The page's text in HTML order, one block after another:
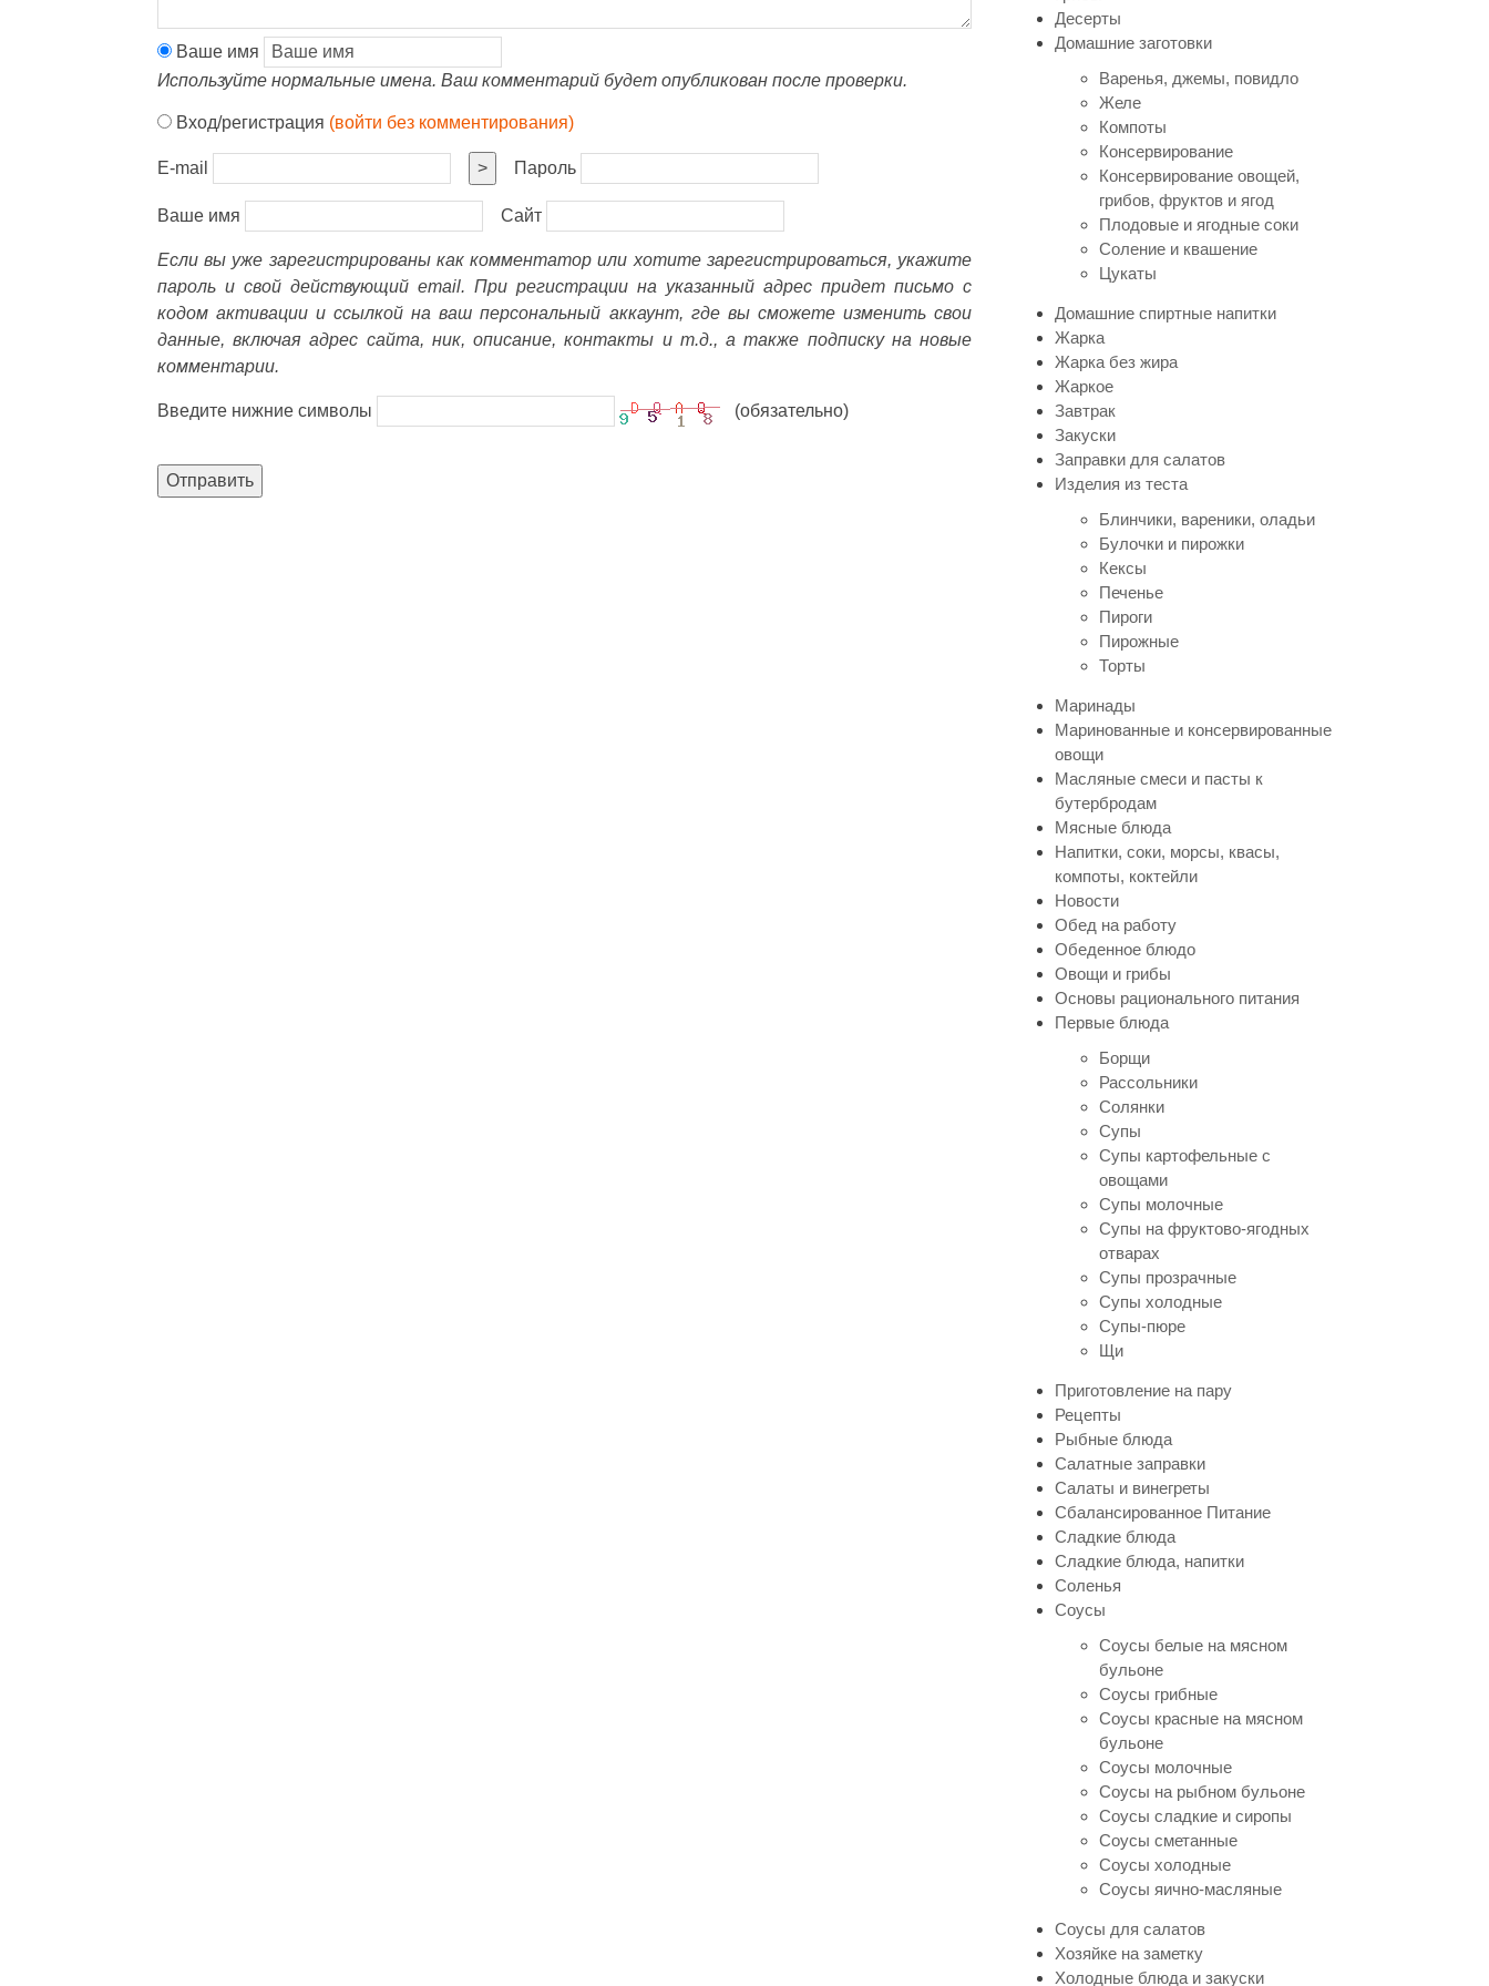
Ваше имя
Используйте нормальные имена. Ваш комментарий будет опубликован после проверки.
Вход/регистрация (войти без комментирования)
E-mail > Пароль
Ваше имя Сайт
Если вы уже зарегистрированы как комментатор или хотите зарегистрироваться, укажите
пароль и свой действующий email. При регистрации на указанный адрес придет письмо с
кодом активации и ссылкой на ваш персональный аккаунт, где вы сможете изменить свои
данные, включая адрес сайта, ник, описание, контакты и т.д., а также подписку на новые
комментарии.
Введите нижние символы (обязательно)
Отправить
Десерты
Домашние заготовки
Варенья, джемы, повидло
Желе
Компоты
Консервирование
Консервирование овощей,
грибов, фруктов и ягод
Плодовые и ягодные соки
Соление и квашение
Цукаты
Домашние спиртные напитки
Жарка
Жарка без жира
Жаркое
Завтрак
Закуски
Заправки для салатов
Изделия из теста
Блинчики, вареники, оладьи
Булочки и пирожки
Кексы
Печенье
Пироги
Пирожные
Торты
Маринады
Маринованные и консервированные
овощи
Масляные смеси и пасты к
бутербродам
Мясные блюда
Напитки, соки, морсы, квасы,
компоты, коктейли
Новости
Обед на работу
Обеденное блюдо
Овощи и грибы
Основы рационального питания
Первые блюда
Борщи
Рассольники
Солянки
Супы
Супы картофельные с
овощами
Супы молочные
Супы на фруктово-ягодных
отварах
Супы прозрачные
Супы холодные
Супы-пюре
Щи
Приготовление на пару
Рецепты
Рыбные блюда
Салатные заправки
Салаты и винегреты
Сбалансированное Питание
Сладкие блюда
Сладкие блюда, напитки
Соленья
Соусы
Соусы белые на мясном
бульоне
Соусы грибные
Соусы красные на мясном
бульоне
Соусы молочные
Соусы на рыбном бульоне
Соусы сладкие и сиропы
Соусы сметанные
Соусы холодные
Соусы яично-масляные
Соусы для салатов
Хозяйке на заметку
Холодные блюда и закуски